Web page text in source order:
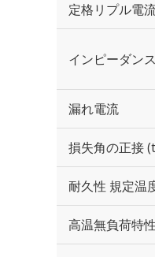
定格リプル電
インピーダンス
漏れ電流
損失角の正接
耐久性 規定温
高温無負荷特